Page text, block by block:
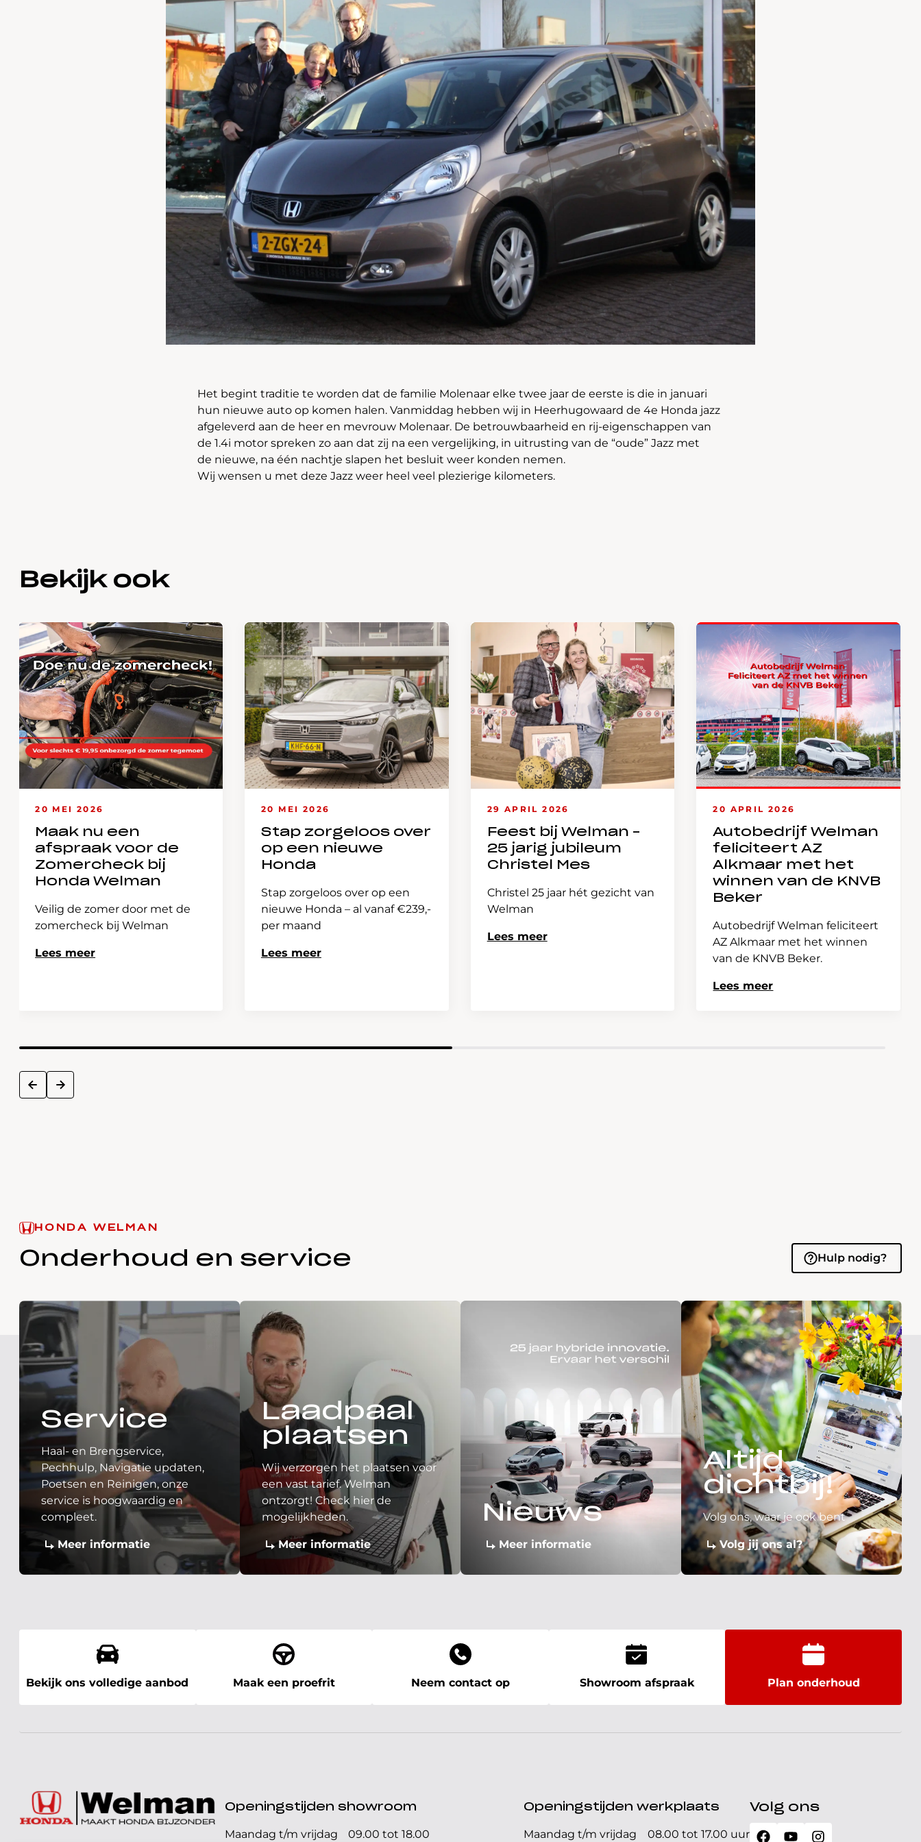
Bandenspannings­lampje brandt
Het begint traditie te worden dat de familie Molenaar elke twee jaar de eerste is die in januari
hun nieuwe auto op komen halen. Vanmiddag hebben wij in Heerhugowaard de 4e Honda jazz
afgeleverd aan de heer en mevrouw Molenaar. De betrouwbaarheid en rij-eigenschappen van
de 1.4i motor spreken zo aan dat zij na een vergelijking, in uitrusting van de “oude” Jazz met
de nieuwe, na één nachtje slapen het besluit weer konden nemen.
Wij wensen u met deze Jazz weer heel veel plezierige kilometers.
Bekijk ook
20 MEI 2026
Maak nu een
afspraak voor de
Zomercheck bij
Honda Welman
Veilig de zomer door met de
zomercheck bij Welman
Lees meer
20 MEI 2026
Stap zorgeloos over
op een nieuwe
Honda
Stap zorgeloos over op een
nieuwe Honda – al vanaf €239,-
per maand
Lees meer
29 APRIL 2026
Feest bij Welman –
25 jarig jubileum
Christel Mes
Christel 25 jaar hét gezicht van
Welman
Lees meer
20 APRIL 2026
Autobedrijf Welman
feliciteert AZ
Alkmaar met het
winnen van de KNVB
Beker
Autobedrijf Welman feliciteert
AZ Alkmaar met het winnen
van de KNVB Beker.
Lees meer
prev next
HONDA WELMAN
Onderhoud en service Hulp nodig?
Service
Haal- en Brengservice,
Pechhulp, Navigatie updaten,
Poetsen en Reinigen, onze
service is hoogwaardig en
compleet.
Meer informatie
Laadpaal
plaatsen
Wij verzorgen het plaatsen voor
een vast tarief. Welman
ontzorgt! Check hier de
mogelijkheden.
Meer informatie
Nieuws
Meer informatie
Altijd
dichtbij!
Volg ons, waar je ook bent
Volg jij ons al?
Bekijk ons volledige aanbod Maak een proefrit Neem contact op Showroom afspraak Plan onderhoud
Openingstijden showroom
Maandag t/m vrijdag 09.00 tot 18.00
Openingstijden werkplaats
Maandag t/m vrijdag 08.00 tot 17.00 uur
Volg ons